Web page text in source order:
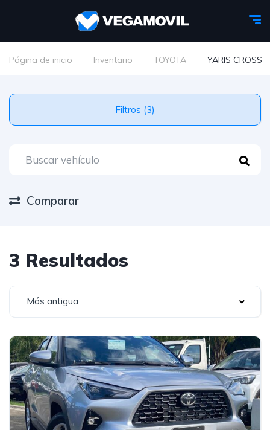
Página de inicio Inventario TOYOTA YARIS CROSS
Filtros (3)
Comparar
3 Resultados
Más antigua